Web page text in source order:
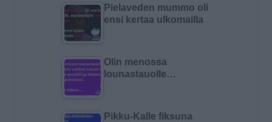
Pielaveden mummo oli
ensi kertaa ulkomailla
Olin menossa
lounastauolle…
Pikku-Kalle fiksuna